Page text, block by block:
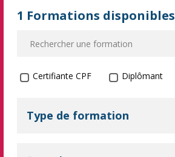
1 Formations disponibles
Formation certifiante
Certifiante CPF Diplômant
Type de formation